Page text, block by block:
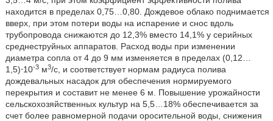
находится в пределах 0,75…0,80. Дождевое облако поднимается
вверх, при этом потери воды на испарение и снос вдоль
трубопровода снижаются до 12,3% вместо 14,1% у серийных
среднеструйных аппаратов. Расход воды при изменении
диаметра сопла от 4 до 9 мм изменяется в пределах (0,12…
1,5)⋅10-3м3/с, и соответствует нормам радиуса полива
дождевальных насадок для обеспечения нормируемого
перекрытия и составит не менее 6 м. Повышение урожайности
сельскохозяйственных культур на 5,5…18% обеспечивается за
счет более равномерной подачи оросительной воды, снижения